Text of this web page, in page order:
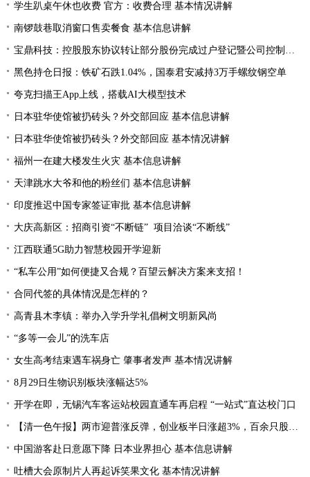
学生趴桌午休也收费 官方：收费合理 基本情况讲解
南锣鼓巷取消窗口售卖餐食 基本信息讲解
宝鼎科技：控股股东协议转让部分股份完成过户登记暨公司控制权发生变更
黑色持仓日报：铁矿石跌1.04%，国泰君安减持3万手螺纹钢空单
夸克扫描王App上线，搭载AI大模型技术
日本驻华使馆被扔砖头？外交部回应 基本信息讲解
日本驻华使馆被扔砖头？外交部回应 基本情况讲解
福州一在建大楼发生火灾 基本信息讲解
天津跳水大爷和他的粉丝们 基本信息讲解
印度推迟中国专家签证审批 基本信息讲解
大庆高新区：招商引资“不断链” 项目洽谈“不断线”
江西联通5G助力智慧校园开学迎新
“私车公用”如何便捷又合规？百望云解决方案来支招！
合同代签的具体情况是怎样的？
高青县木李镇：举办入学升学礼倡树文明新风尚
“多等一会儿”的洗车店
女生高考结束遇车祸身亡 肇事者发声 基本情况讲解
8月29日生物识别板块涨幅达5%
开学在即，无锡汽车客运站校园直通车再启程 “一站式”直达校门口
【清一色午报】两市迎普涨反弹，创业板半日涨超3%，百余只股涨停或涨超10%
中国游客赴日意愿下降 日本业界担心 基本信息讲解
吐槽大会原制片人再起诉笑果文化 基本情况讲解